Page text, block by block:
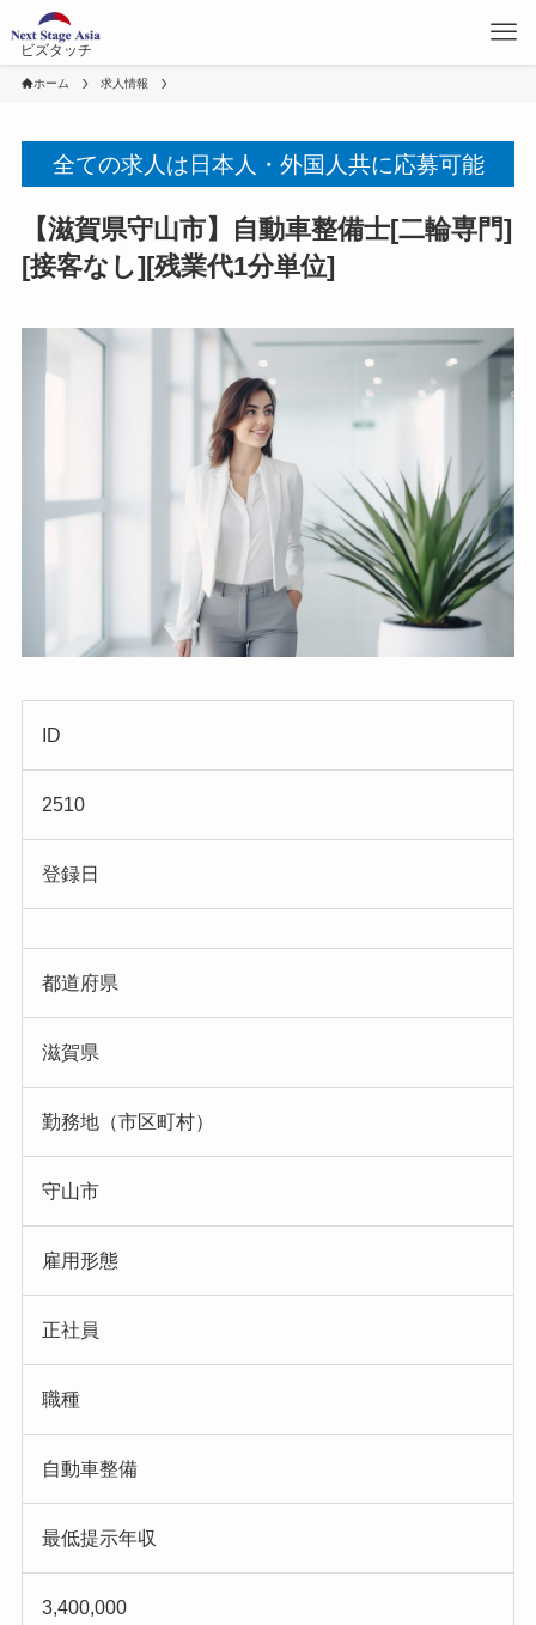
ビズタッチ
ホーム 求人情報
全ての求人は日本人・外国人共に応募可能
【滋賀県守山市】自動車整備士[二輪専門]
[接客なし][残業代1分単位]
ID
2510
登録日
都道府県
滋賀県
勤務地（市区町村）
守山市
雇用形態
正社員
職種
自動車整備
最低提示年収
3,400,000